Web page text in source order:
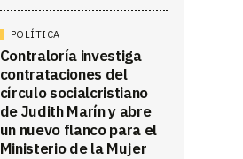
POLÍTICA
Contraloría investiga
contrataciones del
círculo socialcristiano
de Judith Marín y abre
un nuevo flanco para el
Ministerio de la Mujer